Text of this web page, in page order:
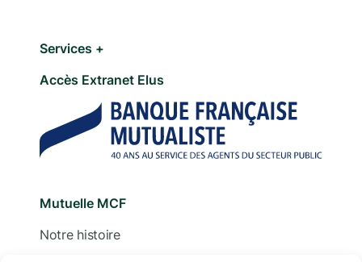
Services +
Accès Extranet Elus
Mutuelle MCF
Notre histoire